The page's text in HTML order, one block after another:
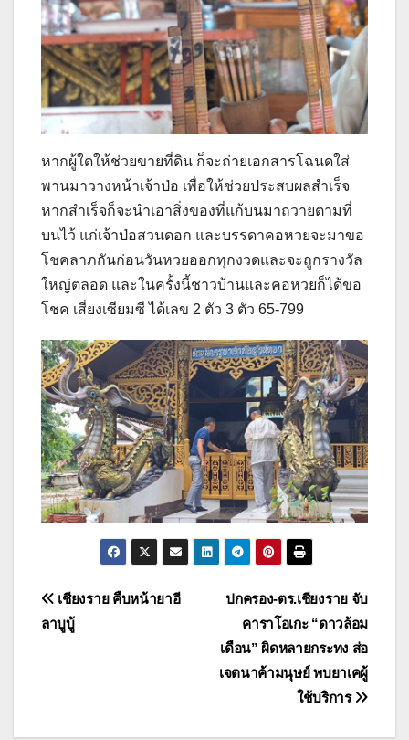
หากผู้ใดให้ช่วยขายที่ดิน ก็จะถ่ายเอกสารโฉนดใส่
พานมาวางหน้าเจ้าป่อ เพื่อให้ช่วยประสบผลสำเร็จ
หากสำเร็จก็จะนำเอาสิ่งของที่แก้บนมาถวายตามที่
บนไว้ แก่เจ้าป่อสวนดอก และบรรดาคอหวยจะมาขอ
โชคลาภกันก่อนวันหวยออกทุกงวดและจะถูกรางวัล
ใหญ่ตลอด และในครั้งนี้ชาวบ้านและคอหวยก็ได้ขอ
โชค เสี่ยงเซียมซี ได้เลข 2 ตัว 3 ตัว 65-799
แนะแนว
เรื่อง
ปกครอง-ตร.เชียงราย จับ
คาราโอเกะ “ดาวล้อม
เดือน” ผิดหลายกระทง ส่อ
เจตนาค้ามนุษย์ พบยาเคผู้
ใช้บริการ
เชียงราย คืบหน้ายาอี
ลาบูบู้